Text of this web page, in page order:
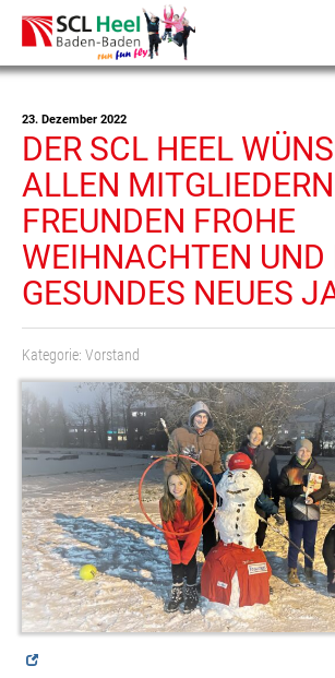
23. Dezember 2022
DER SCL HEEL
ALLEN
FREUNDEN FROHE
WEIHNACHTEN UND
GESUNDES NEUES
Kategorie: Vorstand